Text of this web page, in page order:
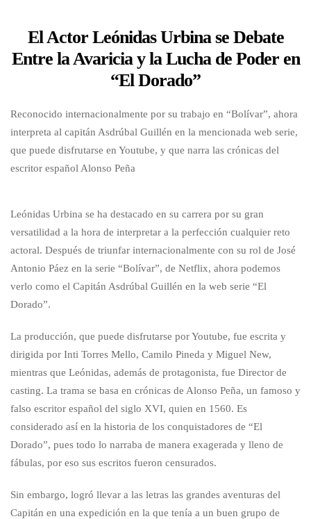
El Actor Leónidas Urbina se Debate
Entre la Avaricia y la Lucha de Poder en
“El Dorado”
Reconocido internacionalmente por su trabajo en “Bolívar”, ahora
interpreta al capitán Asdrúbal Guillén en la mencionada web serie,
que puede disfrutarse en Youtube, y que narra las crónicas del
escritor español Alonso Peña
Leónidas Urbina se ha destacado en su carrera por su gran
versatilidad a la hora de interpretar a la perfección cualquier reto
actoral. Después de triunfar internacionalmente con su rol de José
Antonio Páez en la serie “Bolívar”, de Netflix, ahora podemos
verlo como el Capitán Asdrúbal Guillén en la web serie “El
Dorado”.
La producción, que puede disfrutarse por Youtube, fue escrita y
dirigida por Inti Torres Mello, Camilo Pineda y Miguel New,
mientras que Leónidas, además de protagonista, fue Director de
casting. La trama se basa en crónicas de Alonso Peña, un famoso y
falso escritor español del siglo XVI, quien en 1560. Es
considerado así en la historia de los conquistadores de “El
Dorado”, pues todo lo narraba de manera exagerada y lleno de
fábulas, por eso sus escritos fueron censurados.
Sin embargo, logró llevar a las letras las grandes aventuras del
Capitán en una expedición en la que tenía a un buen grupo de